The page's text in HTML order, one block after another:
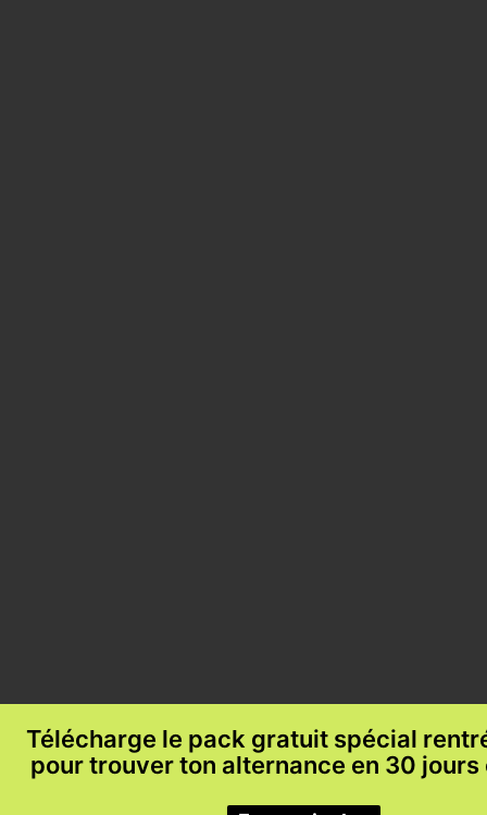
Télécharge le pack gratuit spécial
pour trouver ton alternance en 30 jours